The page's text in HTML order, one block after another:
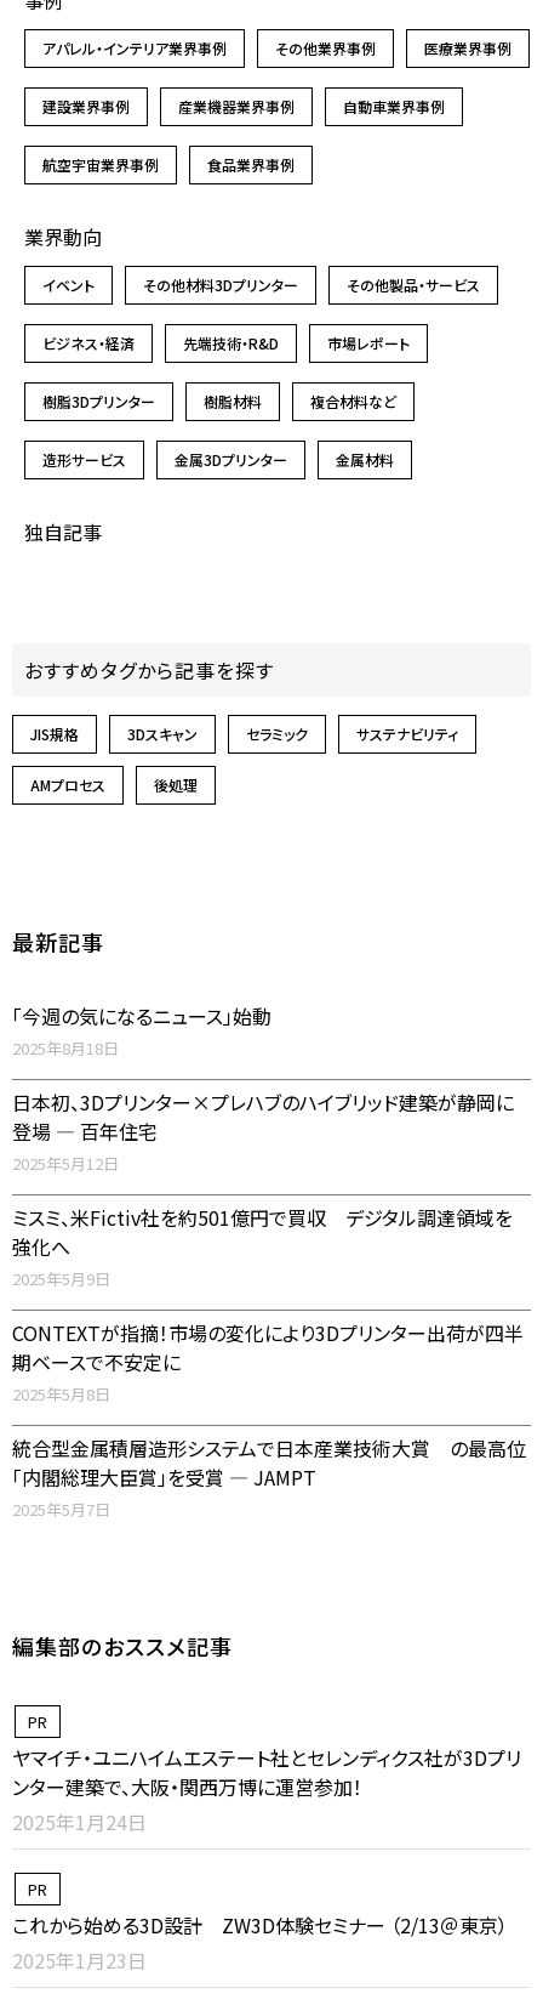
アパレル・インテリア業界事例 その他業界事例 医療業界事例
建設業界事例 産業機器業界事例 自動車業界事例
航空宇宙業界事例 食品業界事例
業界動向
イベント その他材料3Dプリンター その他製品・サービス
ビジネス・経済 先端技術・R&D 市場レポート
樹脂3Dプリンター 樹脂材料 複合材料など
造形サービス 金属3Dプリンター 金属材料
独自記事
おすすめタグから記事を探す
JIS規格 3Dスキャン セラミック サステナビリティ
AMプロセス 後処理
最新記事
「今週の気になるニュース」始動
2025年8月18日
日本初、3Dプリンター×プレハブのハイブリッド建築が静岡に
登場 ― 百年住宅
2025年5月12日
ミスミ、米Fictiv社を約501億円で買収 デジタル調達領域を
強化へ
2025年5月9日
CONTEXTが指摘！市場の変化により3Dプリンター出荷が四半
期ベースで不安定に
2025年5月8日
統合型金属積層造形システムで日本産業技術大賞 の最高位
「内閣総理大臣賞」を受賞 ― JAMPT
2025年5月7日
編集部のおススメ記事
PR
ヤマイチ・ユニハイムエステート社とセレンディクス社が3Dプリ
ンター建築で、大阪・関西万博に運営参加！
2025年1月24日
PR
これから始める3D設計 ZW3D体験セミナー （2/13＠東京）
2025年1月23日